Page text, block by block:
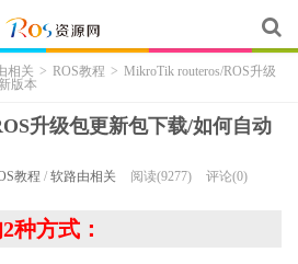
相关 > ROS教程 > MikroTik routeros/ROS升级
版本
升级包更新包下载/如何自动
教程 / 软路由相关 阅读(9277) 评论(0)
种方式：